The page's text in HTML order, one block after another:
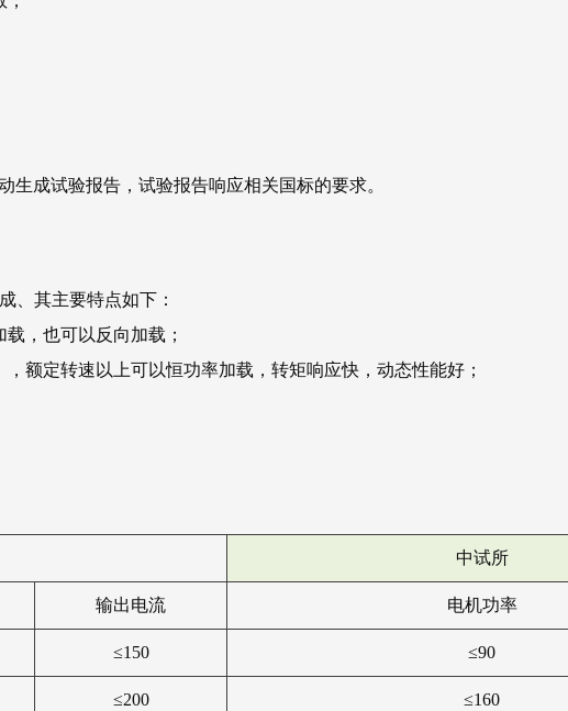
成试验报告，试验报告响应相关国标的要求。
、其主要特点如下：
，也可以反向加载；
额定转速以上可以恒功率加载，转矩响应快，动态性能好；
中试所
输出电流 电机功率
≤150 ≤90
≤200 ≤160